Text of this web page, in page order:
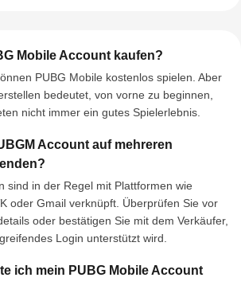
Mobile Account kaufen?
PUBG Mobile kostenlos spielen. Aber
bedeutet, von vorne zu beginnen,
nicht immer ein gutes Spielerlebnis.
Account auf mehreren
sind in der Regel mit Plattformen wie
oder Gmail verknüpft. Überprüfen Sie vor
oder bestätigen Sie mit dem Verkäufer,
Login unterstützt wird.
ich mein PUBG Mobile Account